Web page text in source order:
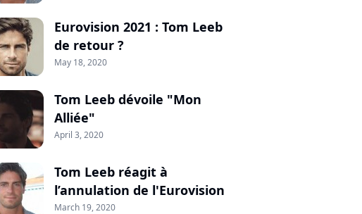
Eurovision 2021 : Tom Leeb
de retour ?
May 18, 2020
Tom Leeb dévoile "Mon
Alliée"
April 3, 2020
Tom Leeb réagit à
l’annulation de l'Eurovision
March 19, 2020